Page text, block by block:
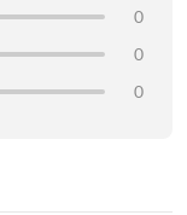
0
0
0